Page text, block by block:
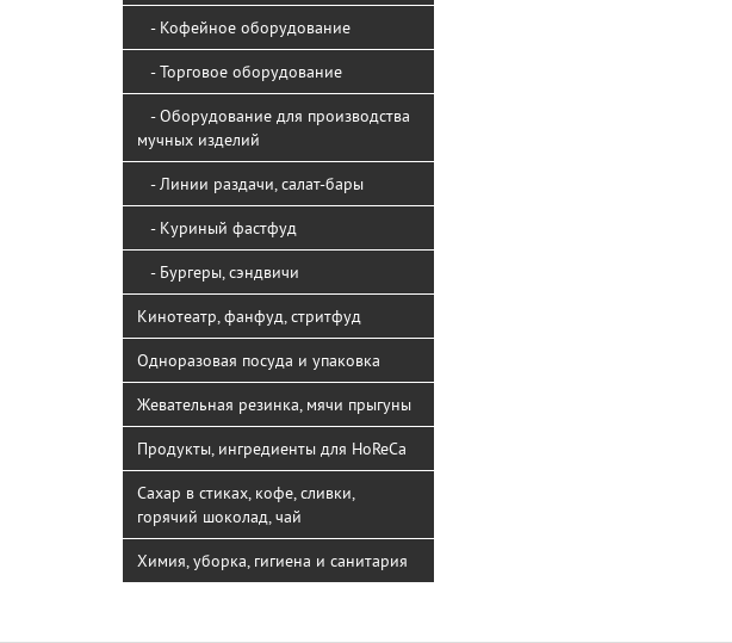
- Кофейное оборудование
- Торговое оборудование
- Оборудование для производства
мучных изделий
- Линии раздачи, салат-бары
- Куриный фастфуд
- Бургеры, сэндвичи
Кинотеатр, фанфуд, стритфуд
Одноразовая посуда и упаковка
Жевательная резинка, мячи прыгуны
Продукты, ингредиенты для HoReCa
Сахар в стиках, кофе, сливки,
горячий шоколад, чай
Химия, уборка, гигиена и санитария